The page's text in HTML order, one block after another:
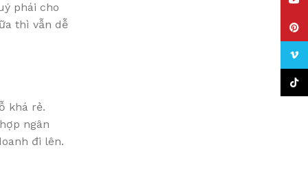
phái cho
thì vẫn dễ
khá rẻ.
ngân
đi lên.